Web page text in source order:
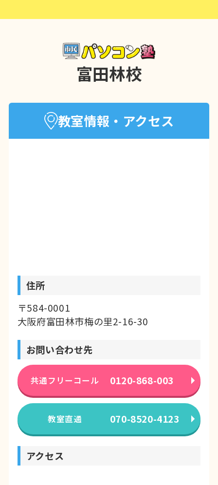
富田林校
教室情報・アクセス
住所
〒584-0001
大阪府富田林市梅の里2-16-30
お問い合わせ先
共通フリーコール 0120-868-003
教室直通 070-8520-4123
アクセス